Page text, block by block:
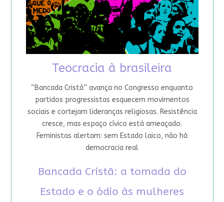
Teocracia à brasileira
“Bancada Cristã” avança no Congresso enquanto
partidos progressistas esquecem movimentos
sociais e cortejam lideranças religiosas. Resistência
cresce, mas espaço cívico está ameaçado.
Feministas alertam: sem Estado laico, não há
democracia real
Bancada Cristã: a tomada do
Estado e o ódio às mulheres